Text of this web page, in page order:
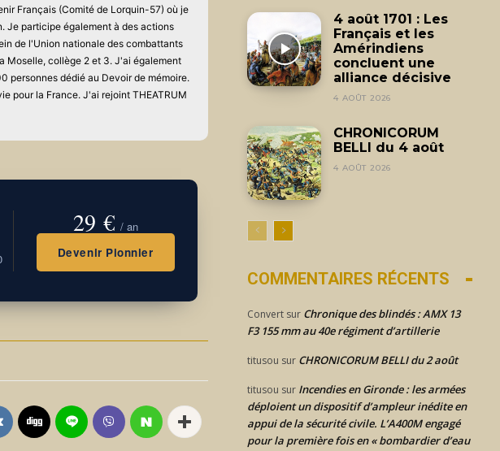
Français (Comité de Lorquin-57) où je
Je participe également à des actions
de l'Union nationale des combattants
Moselle, collège 2 et 3. J'ai également
personnes dédié au Devoir de mémoire.
pour la France. J'ai rejoint THEATRUM
29 € / an
Devenir Pionnier
4 août 1701 : Les
Français et les
Amérindiens
concluent une
alliance décisive
4 AOÛT 2026
CHRONICORUM
BELLI du 4 août
4 AOÛT 2026
COMMENTAIRES RÉCENTS
Convert sur Chronique des blindés : AMX 13
F3 155 mm au 40e régiment d’artillerie
titusou sur CHRONICORUM BELLI du 2 août
titusou sur Incendies en Gironde : les armées
déploient un dispositif d’ampleur inédite en
appui de la sécurité civile. L’A400M engagé
pour la première fois en « bombardier d’eau